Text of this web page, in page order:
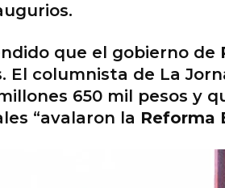
que el gobierno de
El columnista de La
650 mil pesos y
“avalaron la Reforma